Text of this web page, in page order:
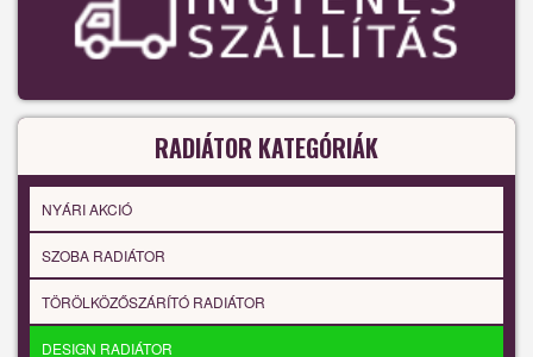
RADIÁTOR KATEGÓRIÁK
NYÁRI AKCIÓ
SZOBA RADIÁTOR
TÖRÖLKÖZŐSZÁRÍTÓ RADIÁTOR
DESIGN RADIÁTOR